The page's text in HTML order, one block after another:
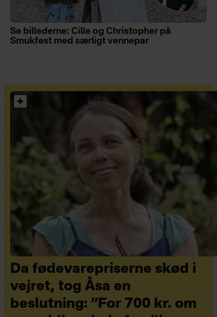
Se billederne: Cille og Christopher på
Smukfest med særligt vennepar
Da fødevarepriserne skød i
vejret, tog Åsa en
beslutning: ”For 700 kr. om